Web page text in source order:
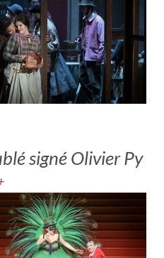
signé Olivier Py